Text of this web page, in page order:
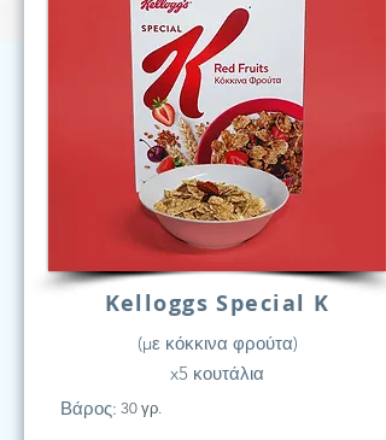
Kelloggs Special K
(με κόκκινα φρούτα)
x5 κουτάλια
Βάρος: 30 γρ.